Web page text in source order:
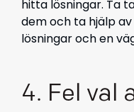
hitta lösningar. Ta
dem och ta hjälp
lösningar och en
4. Fel val